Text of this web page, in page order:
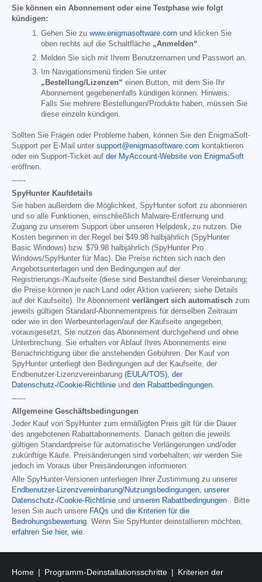
Sie können ein Abonnement oder eine Testphase wie folgt
kündigen:
Gehen Sie zu www.enigmasoftware.com und klicken Sie
oben rechts auf die Schaltfläche „Anmelden“
Melden Sie sich mit Ihrem Benutzernamen und Passwort an.
Im Navigationsmenü finden Sie unter
„Bestellung/Lizenzen“ einen Button, mit dem Sie Ihr
Abonnement gegebenenfalls kündigen können. Hinweis:
Falls Sie mehrere Bestellungen/Produkte haben, müssen Sie
diese einzeln kündigen.
Sollten Sie Fragen oder Probleme haben, können Sie den EnigmaSoft-
Support per E-Mail unter support@enigmasoftware.com kontaktieren
oder ein Support-Ticket auf der MyAccount-Website von EnigmaSoft
eröffnen.
------
SpyHunter Kaufdetails
Sie haben außerdem die Möglichkeit, SpyHunter sofort zu abonnieren
und so alle Funktionen, einschließlich Malware-Entfernung und
Zugang zu unserem Support über unseren Helpdesk, zu nutzen. Die
Kosten beginnen in der Regel bei $49.98 halbjährlich (SpyHunter
Basic Windows) bzw. $79.98 halbjährlich (SpyHunter Pro
Windows/SpyHunter für Mac). Die Preise richten sich nach den
Angebotsunterlagen und den Bedingungen auf der
Registrierungs-/Kaufseite (diese sind Bestandteil dieser Vereinbarung;
die Preise können je nach Land oder Aktion variieren; siehe Details
auf der Kaufseite). Ihr Abonnement verlängert sich automatisch zum
jeweils gültigen Standard-Abonnementpreis für denselben Zeitraum
oder wie in den Werbeunterlagen/auf der Kaufseite angegeben,
vorausgesetzt, Sie nutzen das Abonnement durchgehend und ohne
Unterbrechung. Sie erhalten vor Ablauf Ihres Abonnements eine
Benachrichtigung über die anstehenden Gebühren. Der Kauf von
SpyHunter unterliegt den Bedingungen auf der Kaufseite, der
Endbenutzer-Lizenzvereinbarung (EULA/TOS), der
Datenschutz-/Cookie-Richtlinie und den Rabattbedingungen.
------
Allgemeine Geschäftsbedingungen
Jeder Kauf von SpyHunter zum ermäßigten Preis gilt für die Dauer
des angebotenen Rabattabonnements. Danach gelten die jeweils
gültigen Standardpreise für automatische Verlängerungen und/oder
zukünftige Käufe. Preisänderungen sind vorbehalten; wir werden Sie
jedoch im Voraus über Preisänderungen informieren.
Alle SpyHunter-Versionen unterliegen Ihrer Zustimmung zu unserer
Endbenutzer-Lizenzvereinbarung/Nutzungsbedingungen, unserer
Datenschutz-/Cookie-Richtlinie und unseren Rabattbedingungen . Bitte
lesen Sie auch unsere FAQs und die Kriterien für die
Bedrohungsbewertung. Wenn Sie SpyHunter deinstallieren möchten,
erfahren Sie hier, wie.
Home Programm-Deinstallationsschritte Kriterien der